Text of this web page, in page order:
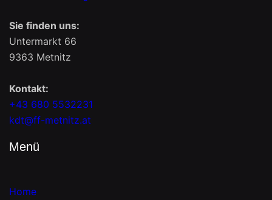
Sie finden uns:
Untermarkt 66
9363 Metnitz
Kontakt:
+43 680 5532231
kdt@ff-metnitz.at
Menü
Home